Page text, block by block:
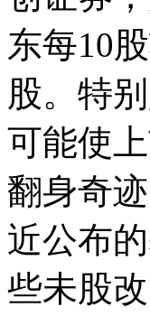
东每10
股。特
可能使
翻身奇
近公布
些未股